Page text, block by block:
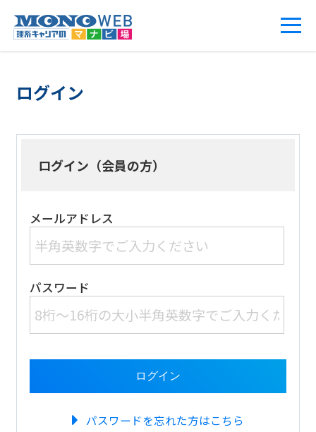
ログイン
ログイン（会員の方）
メールアドレス
パスワード
パスワードを忘れた方はこちら